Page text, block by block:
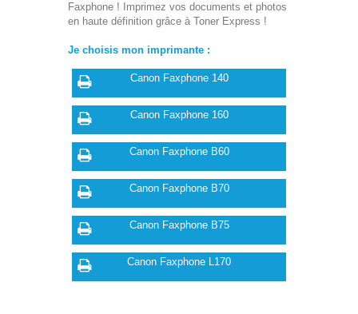
Faxphone ! Imprimez vos documents et photos
en haute définition grâce à Toner Express !
Je choisis mon imprimante :
Canon Faxphone 140
Canon Faxphone 160
Canon Faxphone B60
Canon Faxphone B70
Canon Faxphone B75
Canon Faxphone L170